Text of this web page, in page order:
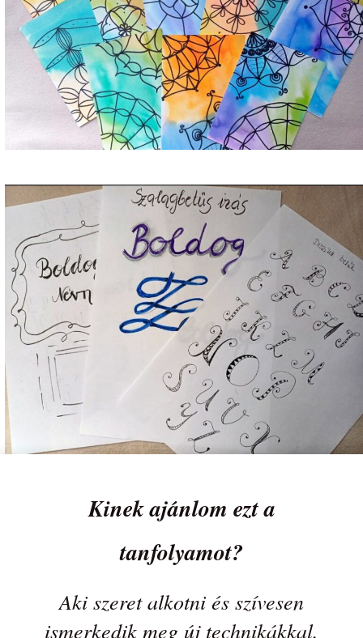
Kinek ajánlom ezt a
tanfolyamot?
Aki szeret alkotni és szívesen
ismerkedik meg új technikákkal.